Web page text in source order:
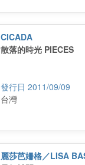
CICADA
散落的時光 PIECES
2011/09/09
台灣
麗莎芭姍格／LISA